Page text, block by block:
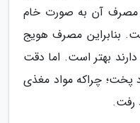
است و مصرف آن به صورت خام
بنابراین مصرف هویج
بهتر است. اما دقت
پخت؛ چراکه مواد مغذی
رفت.